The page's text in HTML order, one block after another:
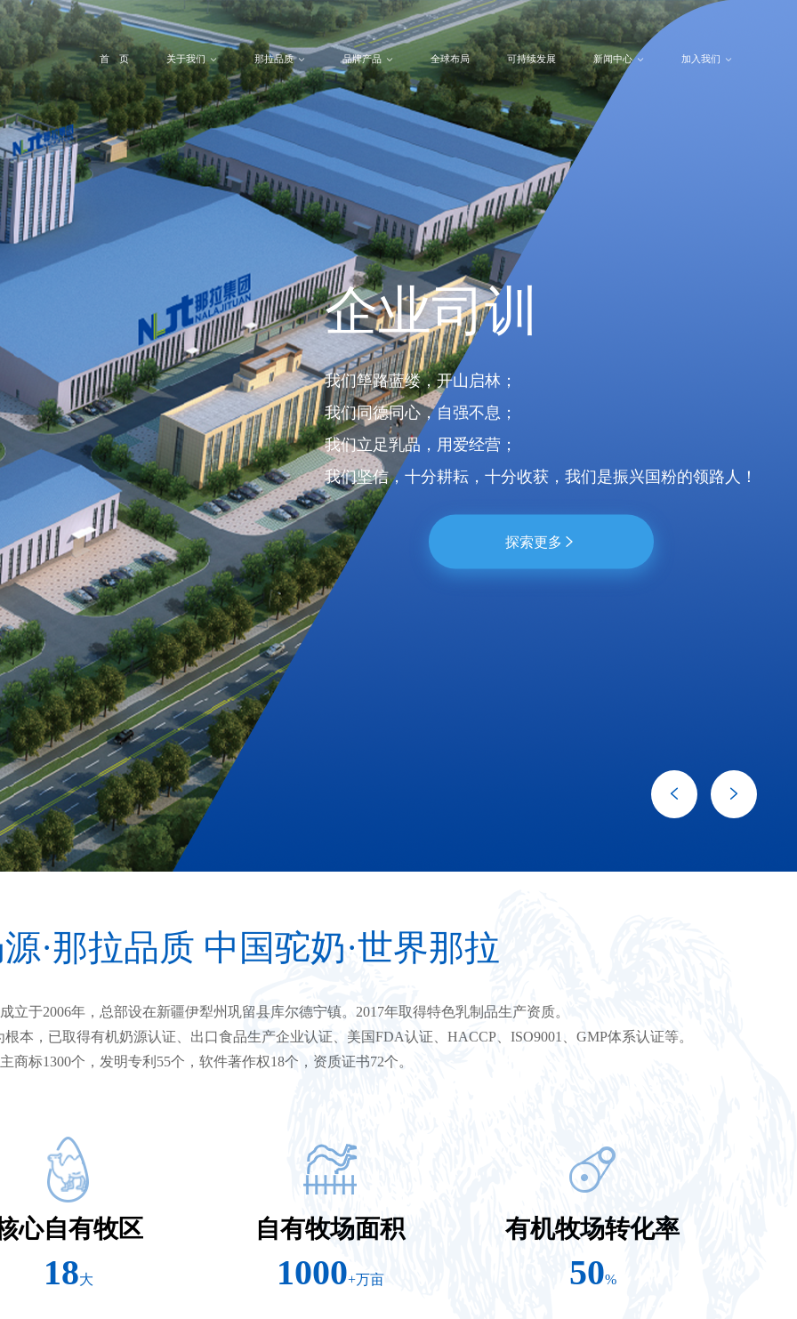
首 页 关于我们 那拉品质 品牌产品 全球布局 可持续发展 新闻中心 加入我们
企业司训
我们筚路蓝缕，开山启林；
我们同德同心，自强不息；
我们立足乳品，用爱经营；
我们坚信，十分耕耘，十分收获，我们是振兴国粉的领路人！
探索更多
·那拉品质 中国驼奶·世界那拉
立于2006年，总部设在新疆伊犁州巩留县库尔德宁镇。2017年取得特色乳制品生产资质。
本，已取得有机奶源认证、出口食品生产企业认证、美国FDA认证、HACCP、ISO9001、GMP体系认证等。
商标1300个，发明专利55个，软件著作权18个，资质证书72个。
心自有牧区
18大
自有牧场面积
1000+万亩
有机牧场转化率
50%